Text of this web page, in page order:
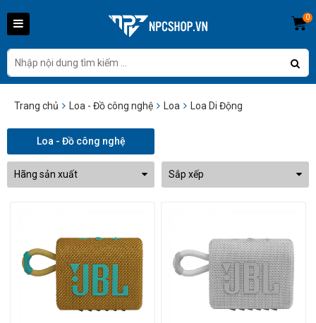
0
Trang chủ Loa - Đồ công nghệ Loa Loa Di Động
Loa - Đồ công nghệ
Hãng sản xuất Sắp xếp